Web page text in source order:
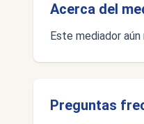
Acerca del
Este mediador
Preguntas